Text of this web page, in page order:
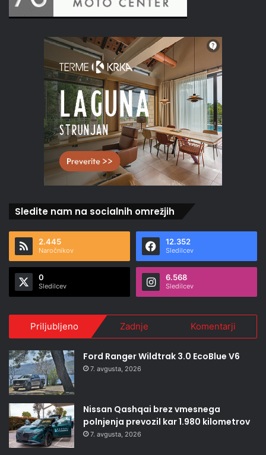
Sledite nam na socialnih omrežjih
2.445
Naročnikov
12.352
Sledilcev
0
Sledilcev
6.568
Sledilcev
Priljubljeno Zadnje Komentarji
Ford Ranger Wildtrak 3.0 EcoBlue V6
7. avgusta, 2026
Nissan Qashqai brez vmesnega
polnjenja prevozil kar 1.980 kilometrov
7. avgusta, 2026